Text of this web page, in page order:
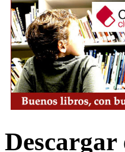
Descargar